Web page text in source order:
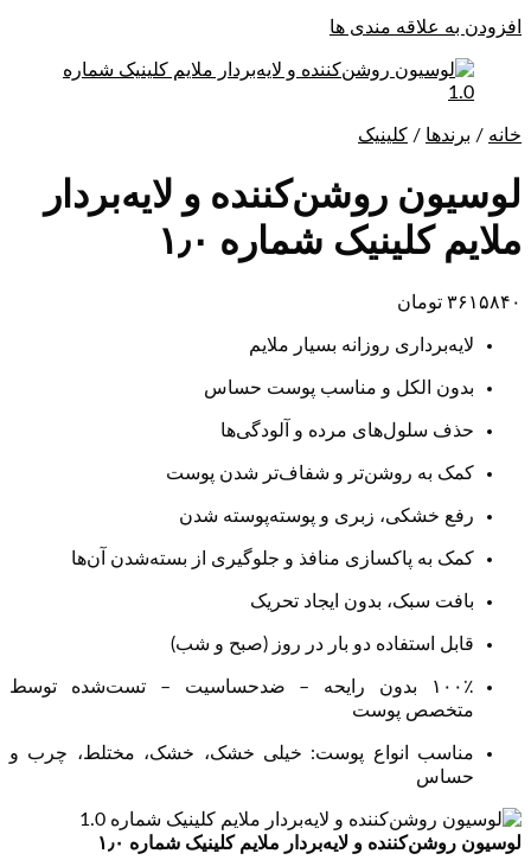
افزودن به علاقه مندی ها
خانه / برندها / کلینیک
لوسیون روشن‌کننده و لایه‌بردار
ملایم کلینیک شماره ۱٫۰
۳۶۱۵۸۴۰ تومان
لایه‌برداری روزانه بسیار ملایم
بدون الکل و مناسب پوست حساس
حذف سلول‌های مرده و آلودگی‌ها
کمک به روشن‌تر و شفاف‌تر شدن پوست
رفع خشکی، زبری و پوسته‌پوسته شدن
کمک به پاکسازی منافذ و جلوگیری از بسته‌شدن آن‌ها
بافت سبک، بدون ایجاد تحریک
قابل استفاده دو بار در روز (صبح و شب)
۱۰۰٪ بدون رایحه – ضدحساسیت – تست‌شده توسط
متخصص پوست
مناسب انواع پوست: خیلی خشک، خشک، مختلط، چرب و
حساس
لوسیون روشن‌کننده و لایه‌بردار ملایم کلینیک شماره ۱٫۰